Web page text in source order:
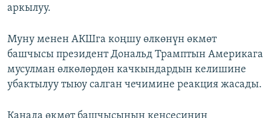
аркылуу.
Муну менен АКШга коңшу өлкөнүн өкмөт
башчысы президент Дональд Трамптын Америкага
мусулман өлкөлөрдөн качкындардын келишине
убактылуу тыюу салган чечимине реакция жасады.